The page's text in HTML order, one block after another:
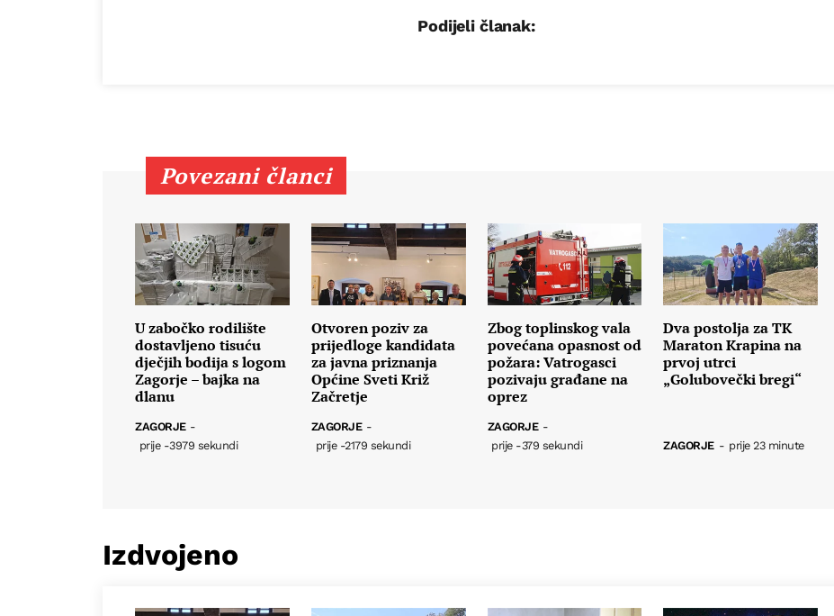
Podijeli članak:
Povezani članci
U zabočko rodilište
dostavljeno tisuću
dječjih bodija s logom
Zagorje – bajka na
dlanu
ZAGORJE -
prije -3979 sekundi
Otvoren poziv za
prijedloge kandidata
za javna priznanja
Općine Sveti Križ
Začretje
ZAGORJE -
prije -2179 sekundi
Zbog toplinskog vala
povećana opasnost od
požara: Vatrogasci
pozivaju građane na
oprez
ZAGORJE -
prije -379 sekundi
Dva postolja za TK
Maraton Krapina na
prvoj utrci
„Golubovečki bregi“
ZAGORJE - prije 23 minute
Izdvojeno